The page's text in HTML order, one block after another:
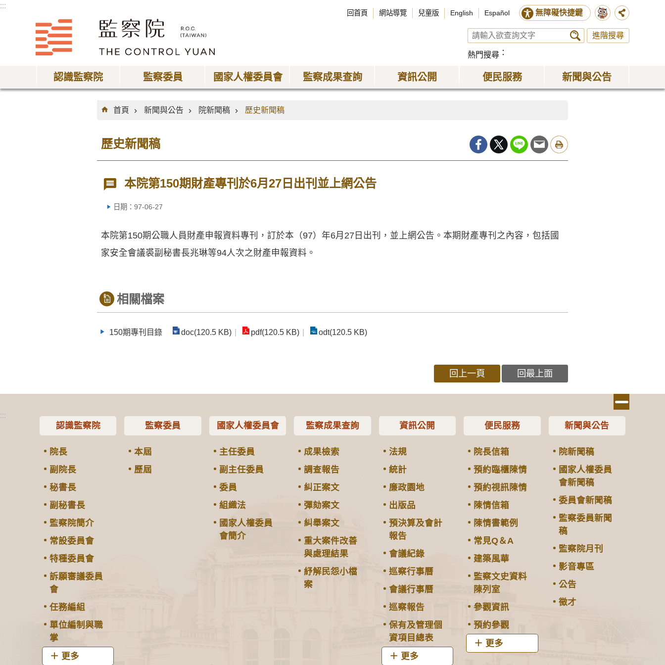
:::
回首頁 網站導覽 兒童版 English Español 無障礙快捷鍵
進階搜尋
熱門搜尋
認識監察院 監察委員 國家人權委員會 監察成果查詢 資訊公開 便民服務 新聞與公告
:::
首頁
新聞與公告 院新聞稿 歷史新聞稿
歷史新聞稿
本院第150期財產專刊於6月27日出刊並上網公告
日期：97-06-27
本院第150期公職人員財產申報資料專刊，訂於本（97）年6月27日出刊，並上網公告。本期財產專刊之內容，包括國
家安全會議裘副秘書長兆琳等94人次之財產申報資料。
相關檔案
150期專刊目錄 doc(120.5 KB) pdf(120.5 KB) odt(120.5 KB)
回上一頁 回最上面
:::
認識監察院
院長
副院長
秘書長
副秘書長
監察院簡介
常設委員會
特種委員會
訴願審議委員
會
任務編組
單位編制與職
掌
更多
監察委員
本屆
歷屆
國家人權委員會
主任委員
副主任委員
委員
組織法
國家人權委員
會簡介
監察成果查詢
成果檢索
調查報告
糾正案文
彈劾案文
糾舉案文
重大案件改善
與處理結果
紓解民怨小檔
案
資訊公開
法規
統計
廉政園地
出版品
預決算及會計
報告
會議紀錄
巡察行事曆
會議行事曆
巡察報告
保有及管理個
資項目總表
更多
便民服務
院長信箱
預約臨櫃陳情
預約視訊陳情
陳情信箱
陳情書範例
常見Q＆A
建築風華
監察文史資料
陳列室
參觀資訊
預約參觀
更多
新聞與公告
院新聞稿
國家人權委員
會新聞稿
委員會新聞稿
監察委員新聞
稿
監察院月刊
影音專區
公告
徵才